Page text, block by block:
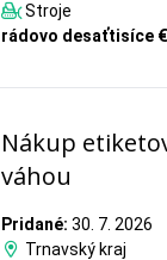
Stroje
rádovo desaťtisíce €
Nákup
váhou
Pridané: 30. 7. 2026
Trnavský kraj